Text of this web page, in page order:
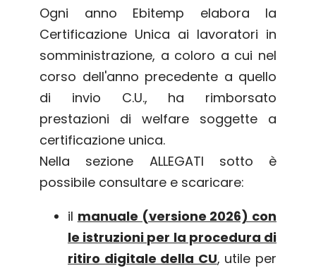
Ogni anno Ebitemp elabora la
Certificazione Unica ai lavoratori in
somministrazione, a coloro a cui nel
corso dell'anno precedente a quello
di invio C.U., ha rimborsato
prestazioni di welfare soggette a
certificazione unica.
Nella sezione ALLEGATI sotto è
possibile consultare e scaricare:
il manuale (versione 2026) con
le istruzioni per la procedura di
ritiro digitale della CU, utile per